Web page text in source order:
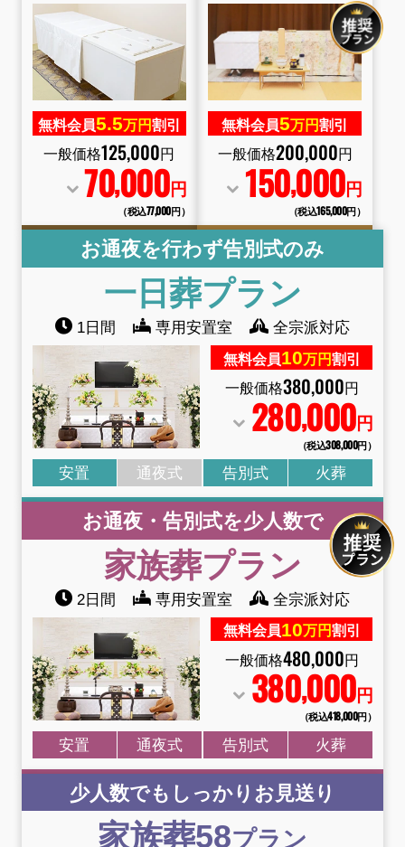
無料会員5.5万円割引
一般価格125,000円
70,000円
（税込77,000円）
無料会員5万円割引
一般価格200,000円
150,000円
（税込165,000円）
お通夜を行わず告別式のみ
一日葬プラン
1日間 専用安置室 全宗派対応
無料会員10万円割引
一般価格380,000円
280,000円
（税込308,000円）
安置 通夜式 告別式 火葬
お通夜・告別式を少人数で
家族葬プラン
2日間 専用安置室 全宗派対応
無料会員10万円割引
一般価格480,000円
380,000円
（税込418,000円）
安置 通夜式 告別式 火葬
少人数でもしっかりお見送り
家族葬58プラン